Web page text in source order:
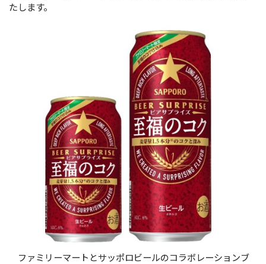
たします。
ファミリーマートとサッポロビールのコラボレーションブ